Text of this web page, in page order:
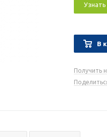
В
Получить